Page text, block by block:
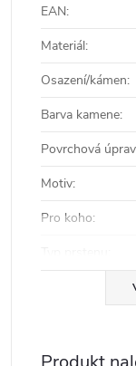
EAN:
Materiál:
Osazení/kámen:
Barva kamene:
Povrchová
Motiv:
Pro koho: